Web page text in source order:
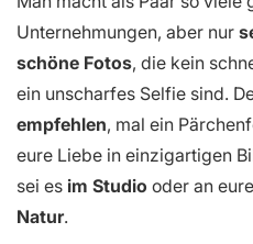
Unternehmungen, aber nur
schöne Fotos, die kein
ein unscharfes Selfie sind.
empfehlen, mal ein
eure Liebe in einzigartigen
sei es im Studio oder an
Natur.